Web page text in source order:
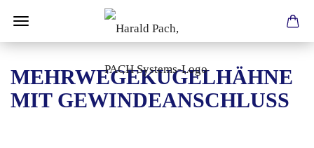
MEHRWEGEKUGELHÄHNE
MIT GEWINDEANSCHLUSS